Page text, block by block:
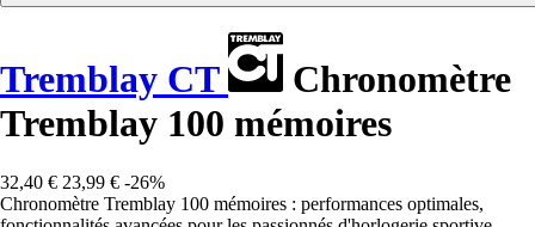
Tremblay CT
Chronomètre
Tremblay 100 mémoires
32,40 € 23,99 € -26%
Chronomètre Tremblay 100 mémoires : performances optimales,